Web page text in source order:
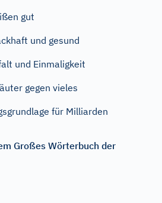
gut
und gesund
und Einmaligkeit
gegen vieles
für Milliarden
Großes Wörterbuch der